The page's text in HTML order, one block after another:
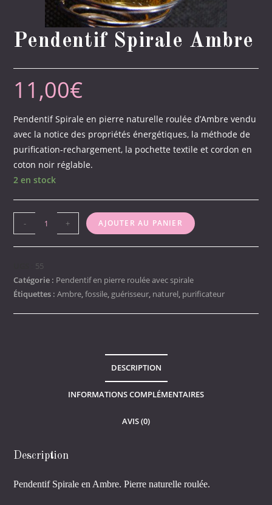
Pendentif Spirale Ambre
11,00€
Pendentif Spirale en pierre naturelle roulée d’Ambre vendu
avec la notice des propriétés énergétiques, la méthode de
purification-rechargement, la pochette textile et cordon en
coton noir réglable.
2 en stock
quantité
de
Pendentif
Spirale
Ambre
- + AJOUTER AU PANIER
55
Catégorie : Pendentif en pierre roulée avec spirale
Étiquettes :Ambre,fossile, guérisseur, naturel, purificateur
DESCRIPTION
INFORMATIONS COMPLÉMENTAIRES
AVIS (0)
Description
Pendentif Spirale en Ambre. Pierre naturelle roulée.